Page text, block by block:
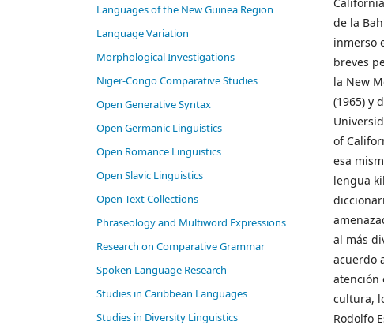
de la
inmerso
breves
la New
(1965) y
of
esa
lengua
al más
acuerdo
atención
cultura,
Rodolfo
Languages of the New Guinea Region
Language Variation
Morphological Investigations
Niger-Congo Comparative Studies
Open Generative Syntax
Open Germanic Linguistics
Open Romance Linguistics
Open Slavic Linguistics
Open Text Collections
Phraseology and Multiword Expressions
Research on Comparative Grammar
Spoken Language Research
Studies in Caribbean Languages
Studies in Diversity Linguistics